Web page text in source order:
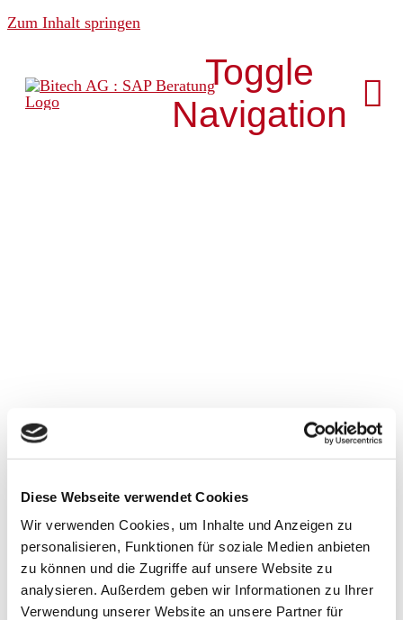
Diese Webseite verwendet Cookies
Wir verwenden Cookies, um Inhalte und Anzeigen zu
personalisieren, Funktionen für soziale Medien anbieten
zu können und die Zugriffe auf unsere Website zu
analysieren. Außerdem geben wir Informationen zu Ihrer
Verwendung unserer Website an unsere Partner für
Zum Inhalt springen
Toggle
Navigation
Processes
S/4HANA
Karriere
Die SAP Cloud-Lösung – Option oder Bedingung?
Synova22026-03-11T13:31:32+01:00